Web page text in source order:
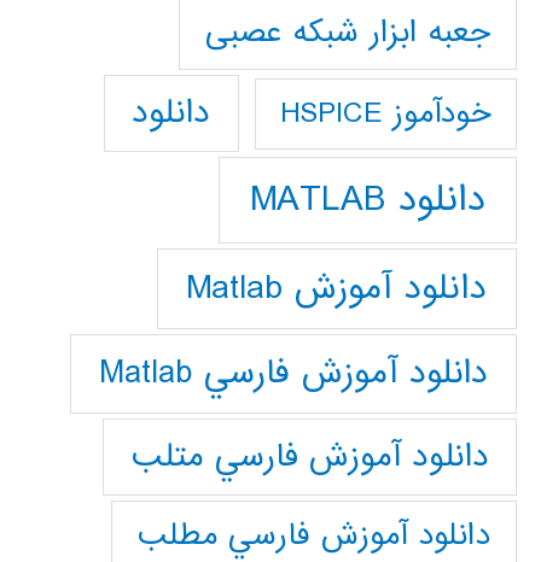
جعبه ابزار شبکه عصبی
خودآموز HSPICE دانلود
دانلود MATLAB
دانلود آموزش Matlab
دانلود آموزش فارسي Matlab
دانلود آموزش فارسي متلب
دانلود آموزش فارسي مطلب